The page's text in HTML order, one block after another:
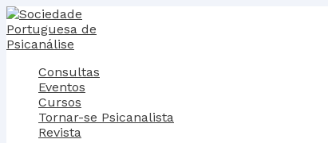
Skip
to
content
Consultas
Eventos
Cursos
Tornar-se Psicanalista
Revista